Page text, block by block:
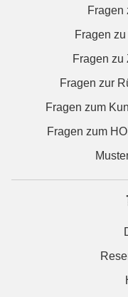
Fragen
Fragen
Fragen zu
Fragen zur
Fragen zum
Fragen zum